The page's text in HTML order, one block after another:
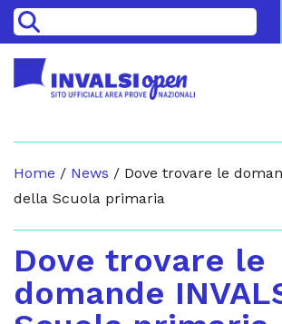
>
Home / News / Dove trovare le
della Scuola primaria
Dove trovare le
domande